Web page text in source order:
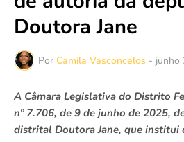
Doutora Jane
Por Camila Vasconcelos - junho
A Câmara Legislativa do Distrito
nº 7.706, de 9 de junho de 2025,
distrital Doutora Jane, que institui